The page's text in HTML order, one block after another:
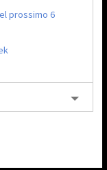
prossimo 6